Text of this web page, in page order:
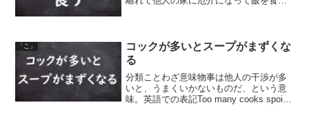
「こ」
コックが多いとスープがまずくな
る
分類ことわざ意味物事は他人の干渉が多
いと、うまくいかないものだ、という意
味。英語での表記Too many cooks spoil